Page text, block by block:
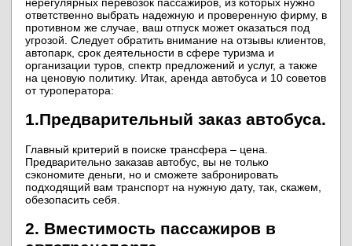
ответственно выбрать надежную и проверенную фирму, в
противном же случае, ваш отпуск может оказаться под
угрозой. Следует обратить внимание на отзывы клиентов,
автопарк, срок деятельности в сфере туризма и
организации туров, спектр предложений и услуг, а также
на ценовую политику. Итак, аренда автобуса и 10 советов
от туроператора:
1.Предварительный заказ автобуса.
Главный критерий в поиске трансфера – цена.
Предварительно заказав автобус, вы не только
сэкономите деньги, но и сможете забронировать
подходящий вам транспорт на нужную дату, так, скажем,
обезопасить себя.
2. Вместимость пассажиров в